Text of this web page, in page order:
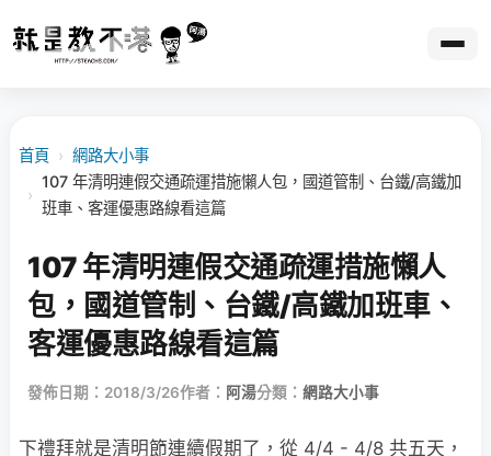
首頁 › 網路大小事
›
107 年清明連假交通疏運措施懶人包，國道管制、台鐵/高鐵加
班車、客運優惠路線看這篇
107 年清明連假交通疏運措施懶人
包，國道管制、台鐵/高鐵加班車、
客運優惠路線看這篇
發佈日期：2018/3/26作者： 阿湯分類： 網路大小事
下禮拜就是清明節連續假期了，從 4/4 - 4/8 共五天，